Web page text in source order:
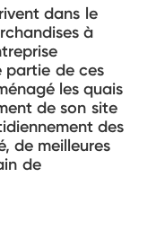
dans le
à
partie de ces
les quais
de son site
des
de meilleures
de